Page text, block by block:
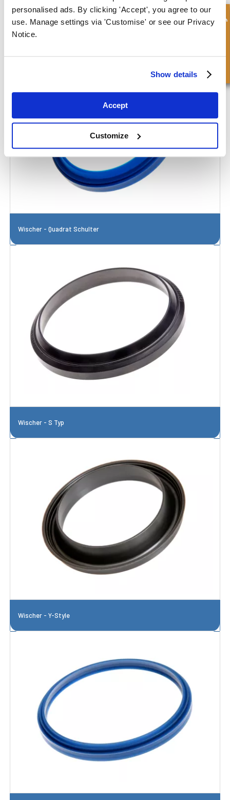
personalised ads. By clicking 'Accept', you agree to our
use. Manage settings via 'Customise' or see our Privacy
Notice.
Show details
Accept
Customize
Wischer - Huttyp
Wischer - Quadrat Schulter
Wischer - S Typ
Wischer - Y-Style
Schnellanfrage